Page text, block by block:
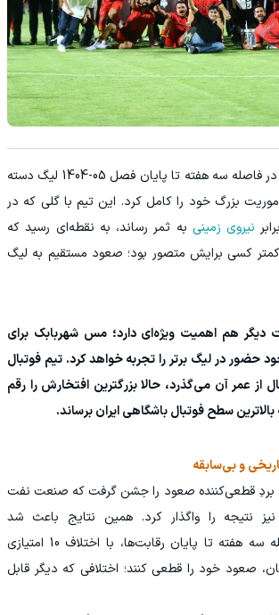
به گزارش “ورزش سه”، در فاصله سه هفته تا پایان فصل 05-1404 لیگ دسته
بزرگ خود را کامل کرد. این تیم با گلی که در
نیروی زمینی به ثمر رساند، به نقطه‌ای رسید که
کسی برایش متصور بود؛ صعود مستقیم به لیگ
هم اهمیت ویژه‌ای دارد؛ مس شهربابک برای
حضور در لیگ برتر را تجربه خواهد کرد. تیم فوتبال
که 11 سال از عمر آن می‌گذرد، حالا بزرگترین افتخارش را رقم
بالاترین سطح فوتبال باشگاهی ایران برساند.
و بی‌سابقه
بردِ قطعی‌کننده صعود را جشن گرفت که صنعت نفت
نتیجه را واگذار کرد. همین نتایج باعث شد
نارنجی‌پوشان در فاصله سه هفته تا پایان رقابت‌ها، با اختلاف 10 امتیازی
صعود خود را قطعی کنند؛ اختلافی که دیگر قابل